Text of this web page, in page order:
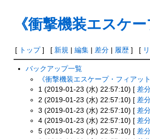
《衝撃機装エスケ
[ トップ] [ 新規| 編集| 差分| 履歴] [
バックアップ一覧
《衝撃機装エスケープ・フィアッ
1 (2019-01-23 (水) 22:57:10) [ 差
2 (2019-01-23 (水) 22:57:10) [ 差
3 (2019-01-23 (水) 22:57:10) [ 差
4 (2019-01-23 (水) 22:57:10) [ 差
5 (2019-01-23 (水) 22:57:10) [ 差